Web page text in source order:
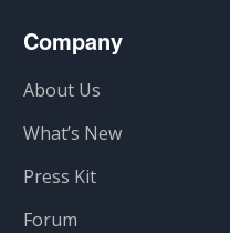
Company
About Us
What’s New
Press Kit
Forum